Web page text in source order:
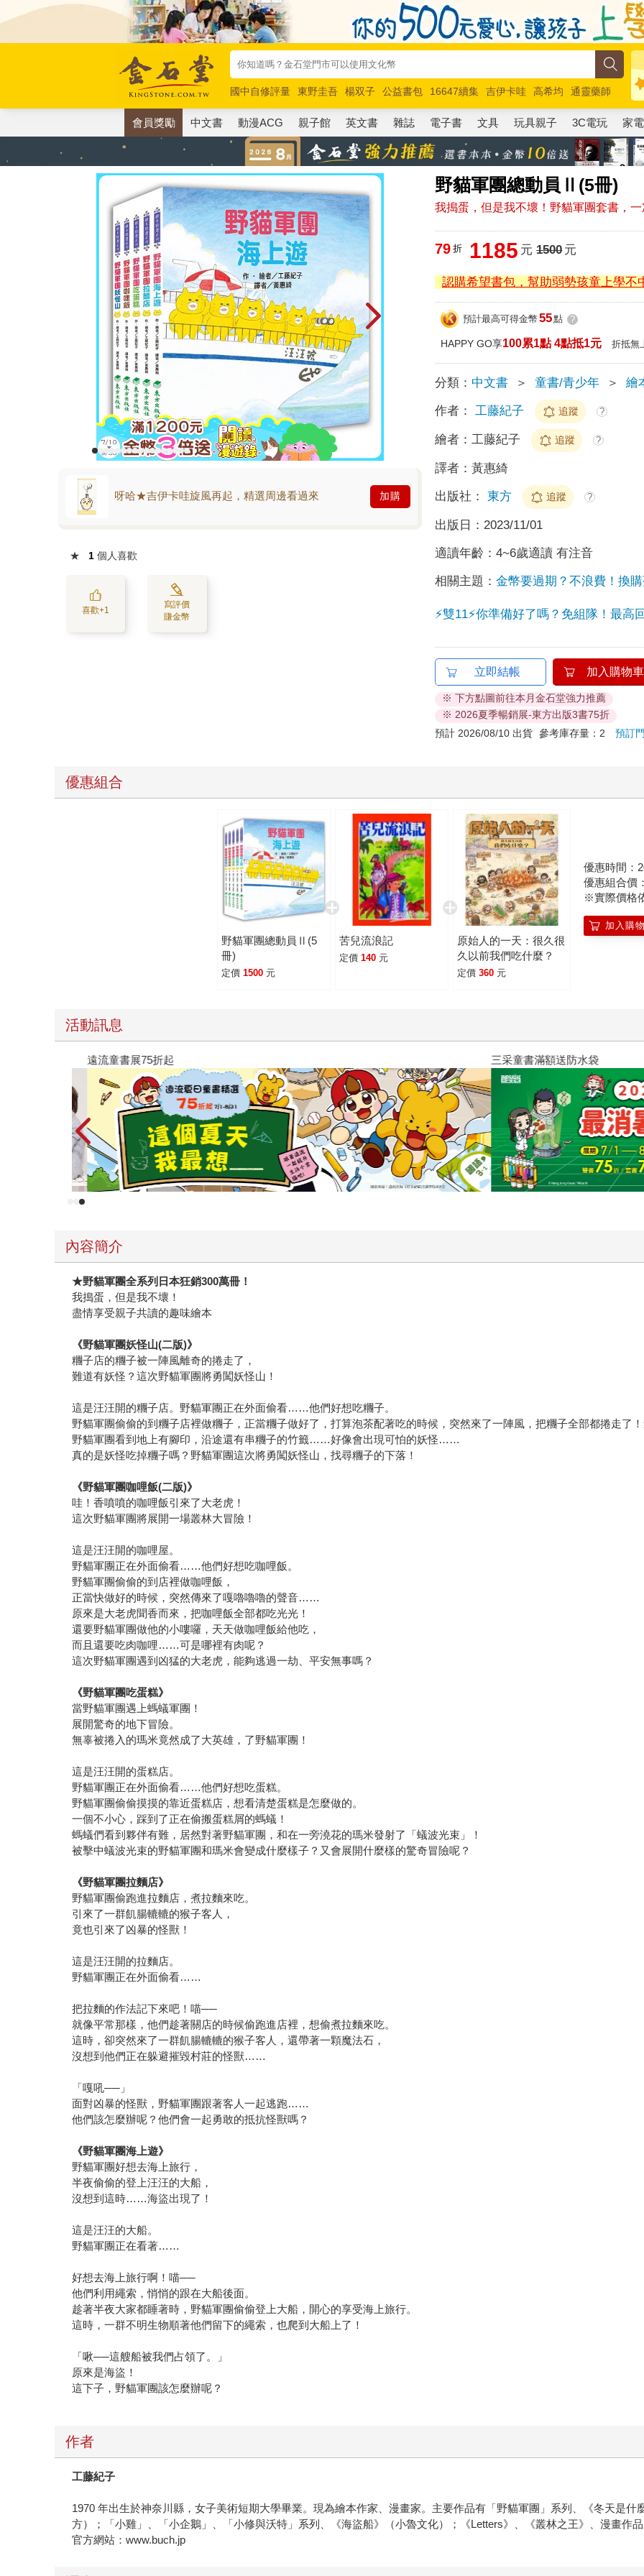
國中自修評量 東野圭吾 楊双子 公益書包 16647續集 吉伊卡哇 高希均
通靈藥師
唯紅花綻放
奧德賽 路邊攤新作 馬斯克 玩具總動員5 超慢跑
會員獎勵 中文書 動漫ACG 親子館 英文書 雜誌 電子書 文具 玩具親子 3C電玩 家電
野貓軍團總動員Ⅱ(5冊)
我搗蛋，但是我不壞！野貓軍團套書，一
呀哈★吉伊卡哇旋風再起，精選周邊看過來 加購
★ 1 個人喜歡
喜歡+1
寫評價
賺金幣
79 折 1185 元 1500元
認購希望書包，幫助弱勢孩童上學不
預計最高可得金幣 55點 ?
HAPPY GO享100累1點 4點抵1元 折抵無
分類： 中文書 ＞ 童書/青少年 ＞ 繪
作者： 工藤紀子 追蹤 ?
繪者： 工藤紀子 追蹤 ?
譯者：黃惠綺
出版社： 東方 追蹤 ?
出版日： 2023/11/01
適讀年齡：4~6歲適讀 有注音
相關主題：金幣要過期？不浪費！換
⚡雙11⚡你準備好了嗎？免組隊！最高
立即結帳 加入購物車
※ 下方點圖前往本月金石堂強力推薦
※ 2026夏季暢銷展-東方出版3書75折
預計 2026/08/10 出貨 參考庫存量：2預訂
優惠組合
野貓軍團總動員Ⅱ(5
冊)
定價 1500 元
苦兒流浪記
定價 140 元
原始人的一天：很久很
久以前我們吃什麼？
定價 360 元
優惠時間：
優惠組合價：
※實際價格
加入購
活動訊息
遠流童書展75折起 三采童書滿額送防水袋
內容簡介
★野貓軍團全系列日本狂銷300萬冊！
我搗蛋，但是我不壞！
盡情享受親子共讀的趣味繪本
《野貓軍團妖怪山(二版)》
糰子店的糰子被一陣風離奇的捲走了，
難道有妖怪？這次野貓軍團將勇闖妖怪山！
這是汪汪開的糰子店。野貓軍團正在外面偷看……他們好想吃糰子。
野貓軍團偷偷的到糰子店裡做糰子，正當糰子做好了，打算泡茶配著吃的時候，突然來了一陣風，把糰子全部都捲走了！
野貓軍團看到地上有腳印，沿途還有串糰子的竹籤……好像會出現可怕的妖怪……
真的是妖怪吃掉糰子嗎？野貓軍團這次將勇闖妖怪山，找尋糰子的下落！
《野貓軍團咖哩飯(二版)》
哇！香噴噴的咖哩飯引來了大老虎！
這次野貓軍團將展開一場叢林大冒險！
這是汪汪開的咖哩屋。
野貓軍團正在外面偷看……他們好想吃咖哩飯。
野貓軍團偷偷的到店裡做咖哩飯，
正當快做好的時候，突然傳來了嘎嚕嚕嚕的聲音……
原來是大老虎聞香而來，把咖哩飯全部都吃光光！
還要野貓軍團做他的小嘍囉，天天做咖哩飯給他吃，
而且還要吃肉咖哩……可是哪裡有肉呢？
這次野貓軍團遇到凶猛的大老虎，能夠逃過一劫、平安無事嗎？
《野貓軍團吃蛋糕》
當野貓軍團遇上螞蟻軍團！
展開驚奇的地下冒險。
無辜被捲入的瑪米竟然成了大英雄，了野貓軍團！
這是汪汪開的蛋糕店。
野貓軍團正在外面偷看……他們好想吃蛋糕。
野貓軍團偷偷摸摸的靠近蛋糕店，想看清楚蛋糕是怎麼做的。
一個不小心，踩到了正在偷搬蛋糕屑的螞蟻！
螞蟻們看到夥伴有難，居然對著野貓軍團，和在一旁澆花的瑪米發射了「蟻波光束」！
被擊中蟻波光束的野貓軍團和瑪米會變成什麼樣子？又會展開什麼樣的驚奇冒險呢？
《野貓軍團拉麵店》
野貓軍團偷跑進拉麵店，煮拉麵來吃。
引來了一群飢腸轆轆的猴子客人，
竟也引來了凶暴的怪獸！
這是汪汪開的拉麵店。
野貓軍團正在外面偷看……
把拉麵的作法記下來吧！喵──
就像平常那樣，他們趁著關店的時候偷跑進店裡，想偷煮拉麵來吃。
這時，卻突然來了一群飢腸轆轆的猴子客人，還帶著一顆魔法石，
沒想到他們正在躲避摧毀村莊的怪獸……
「嘎吼──」
面對凶暴的怪獸，野貓軍團跟著客人一起逃跑……
他們該怎麼辦呢？他們會一起勇敢的抵抗怪獸嗎？
《野貓軍團海上遊》
野貓軍團好想去海上旅行，
半夜偷偷的登上汪汪的大船，
沒想到這時……海盜出現了！
這是汪汪的大船。
野貓軍團正在看著……
好想去海上旅行啊！喵──
他們利用繩索，悄悄的跟在大船後面。
趁著半夜大家都睡著時，野貓軍團偷偷登上大船，開心的享受海上旅行。
這時，一群不明生物順著他們留下的繩索，也爬到大船上了！
「啾──這艘船被我們占領了。」
原來是海盜！
這下子，野貓軍團該怎麼辦呢？
作者
工藤紀子
1970 年出生於神奈川縣，女子美術短期大學畢業。現為繪本作家、漫畫家。主要作品有「野貓軍團」系列、《冬天是
方）；「小雞」、「小企鵝」、「小修與沃特」系列、《海盜船》（小魯文化）；《Letters》、《叢林之王》、漫畫作
官方網站：www.buch.jp